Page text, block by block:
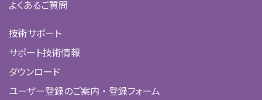
よくあるご質問
技術サポート
サポート技術情報
ダウンロード
ユーザー登録のご案内 ・ 登録フォーム